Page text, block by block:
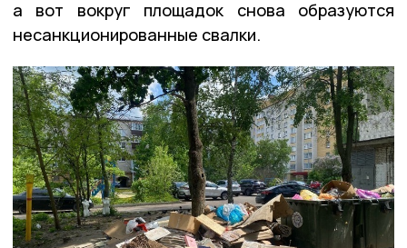
а вот вокруг площадок снова образуются
несанкционированные свалки.